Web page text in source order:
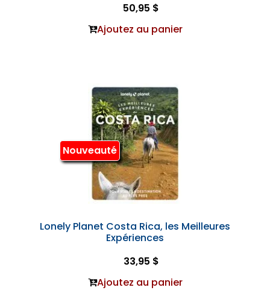
50,95 $
Ajoutez au panier
Nouveauté
Lonely Planet Costa Rica, les Meilleures
Expériences
33,95 $
Ajoutez au panier